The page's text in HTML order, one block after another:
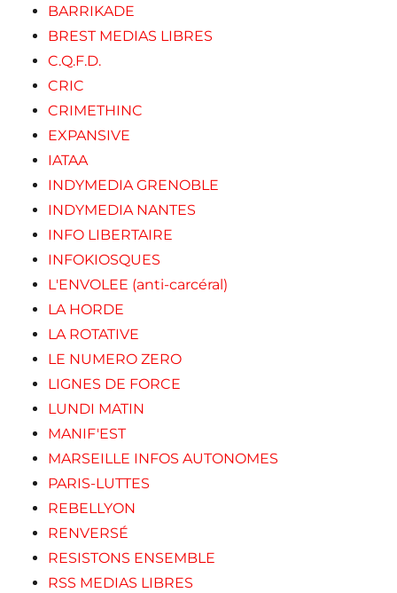
BARRIKADE
BREST MEDIAS LIBRES
C.Q.F.D.
CRIC
CRIMETHINC
EXPANSIVE
IATAA
INDYMEDIA GRENOBLE
INDYMEDIA NANTES
INFO LIBERTAIRE
INFOKIOSQUES
L'ENVOLEE (anti-carcéral)
LA HORDE
LA ROTATIVE
LE NUMERO ZERO
LIGNES DE FORCE
LUNDI MATIN
MANIF'EST
MARSEILLE INFOS AUTONOMES
PARIS-LUTTES
REBELLYON
RENVERSÉ
RESISTONS ENSEMBLE
RSS MEDIAS LIBRES